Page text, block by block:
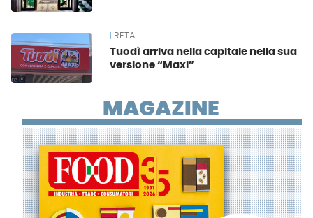
RETAIL
Tuodì arriva nella capitale nella sua
versione “Maxi”
MAGAZINE